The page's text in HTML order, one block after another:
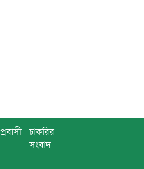
প্রবাসী
চাকরির
সংবাদ